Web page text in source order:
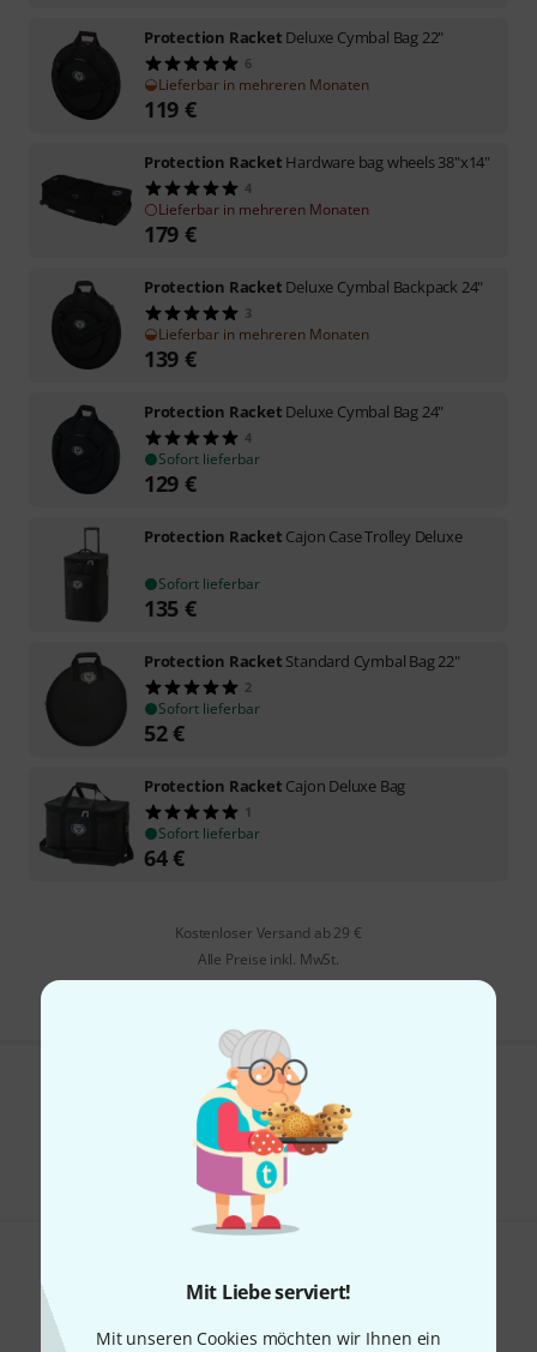
Mit Liebe serviert!
Mit unseren Cookies möchten wir Ihnen ein
Protection Racket Deluxe Cymbal Bag 22"
6
Lieferbar in mehreren Monaten
119 €
Protection Racket Hardware bag wheels 38"x14"
4
Lieferbar in mehreren Monaten
179 €
Protection Racket Deluxe Cymbal Backpack 24"
3
Lieferbar in mehreren Monaten
139 €
Protection Racket Deluxe Cymbal Bag 24"
4
Sofort lieferbar
129 €
Protection Racket Cajon Case Trolley Deluxe
Sofort lieferbar
135 €
Protection Racket Standard Cymbal Bag 22"
2
Sofort lieferbar
52€
Protection Racket Cajon Deluxe Bag
1
Sofort lieferbar
64€
Kostenloser Versand ab 29 €
Alle Preise inkl. MwSt.
Gefällt Ihnen, was Sie sehen?
Teilen Hilfe & Feedback